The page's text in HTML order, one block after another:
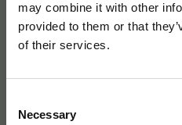
may combine it with other
provided to them or that
of their services.
Selection
Necessary
Lamineringsmaskiner
Rengöringsark Laminering
Självhäftande laminat